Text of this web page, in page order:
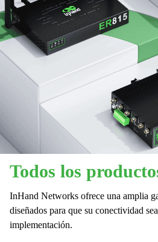
Todos los
InHand Networks ofrece una amplia
diseñados para que su conectividad
implementación.